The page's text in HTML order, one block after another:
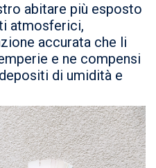
abitare più esposto
atmosferici,
accurata che li
e ne compensi
di umidità e